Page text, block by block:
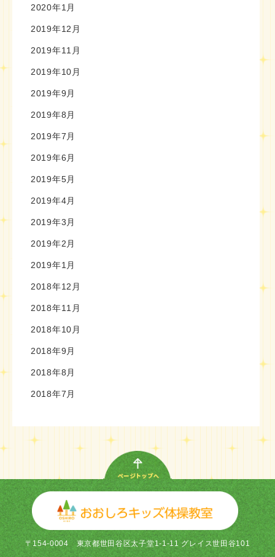
2020年1月
2019年12月
2019年11月
2019年10月
2019年9月
2019年8月
2019年7月
2019年6月
2019年5月
2019年4月
2019年3月
2019年2月
2019年1月
2018年12月
2018年11月
2018年10月
2018年9月
2018年8月
2018年7月
〒154-0004東京都世田谷区太子堂1-1-11 グレイス世田谷101